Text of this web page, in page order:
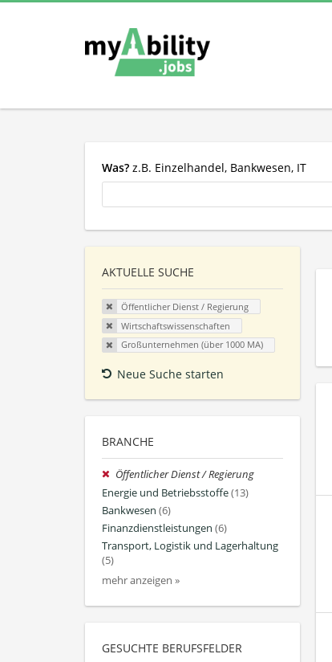
Was? z.B. Einzelhandel, Bankwesen, IT
AKTUELLE SUCHE
Öffentlicher Dienst / Regierung
Wirtschaftswissenschaften
Großunternehmen (über 1000 MA)
Neue Suche starten
BRANCHE
Öffentlicher Dienst / Regierung
Energie und Betriebsstoffe(13)
Bankwesen (6)
Finanzdienstleistungen (6)
Transport, Logistik und Lagerhaltung
(5)
mehr anzeigen »
GESUCHTE BERUFSFELDER